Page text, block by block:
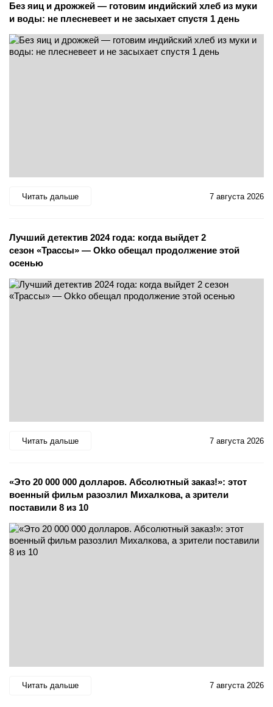
Без яиц и дрожжей — готовим индийский хлеб из муки
и воды: не плесневеет и не засыхает спустя 1 день
Читать дальше 7 августа 2026
Лучший детектив 2024 года: когда выйдет 2
сезон «Трассы» — Okko обещал продолжение этой
осенью
Читать дальше 7 августа 2026
«Это 20 000 000 долларов. Абсолютный заказ!»: этот
военный фильм разозлил Михалкова, а зрители
поставили 8 из 10
Читать дальше 7 августа 2026